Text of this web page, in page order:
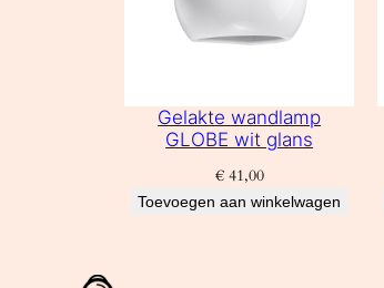
Gelakte wandlamp
GLOBE wit glans
€41,00
Toevoegen aan winkelwagen